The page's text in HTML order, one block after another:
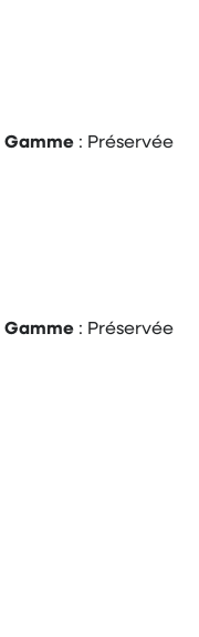
Gamme : Préservée
Gamme : Préservée